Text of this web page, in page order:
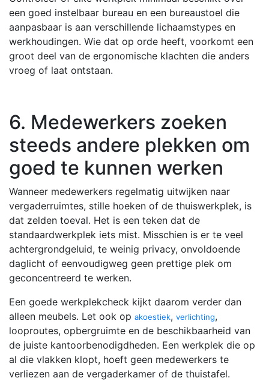
een goed instelbaar bureau en een bureaustoel die
aanpasbaar is aan verschillende lichaamstypes en
werkhoudingen. Wie dat op orde heeft, voorkomt een
groot deel van de ergonomische klachten die anders
vroeg of laat ontstaan.
6. Medewerkers zoeken
steeds andere plekken om
goed te kunnen werken
Wanneer medewerkers regelmatig uitwijken naar
vergaderruimtes, stille hoeken of de thuiswerkplek, is
dat zelden toeval. Het is een teken dat de
standaardwerkplek iets mist. Misschien is er te veel
achtergrondgeluid, te weinig privacy, onvoldoende
daglicht of eenvoudigweg geen prettige plek om
geconcentreerd te werken.
Een goede werkplekcheck kijkt daarom verder dan
alleen meubels. Let ook op akoestiek, verlichting,
looproutes, opbergruimte en de beschikbaarheid van
de juiste kantoorbenodigdheden. Een werkplek die op
al die vlakken klopt, hoeft geen medewerkers te
verliezen aan de vergaderkamer of de thuistafel.